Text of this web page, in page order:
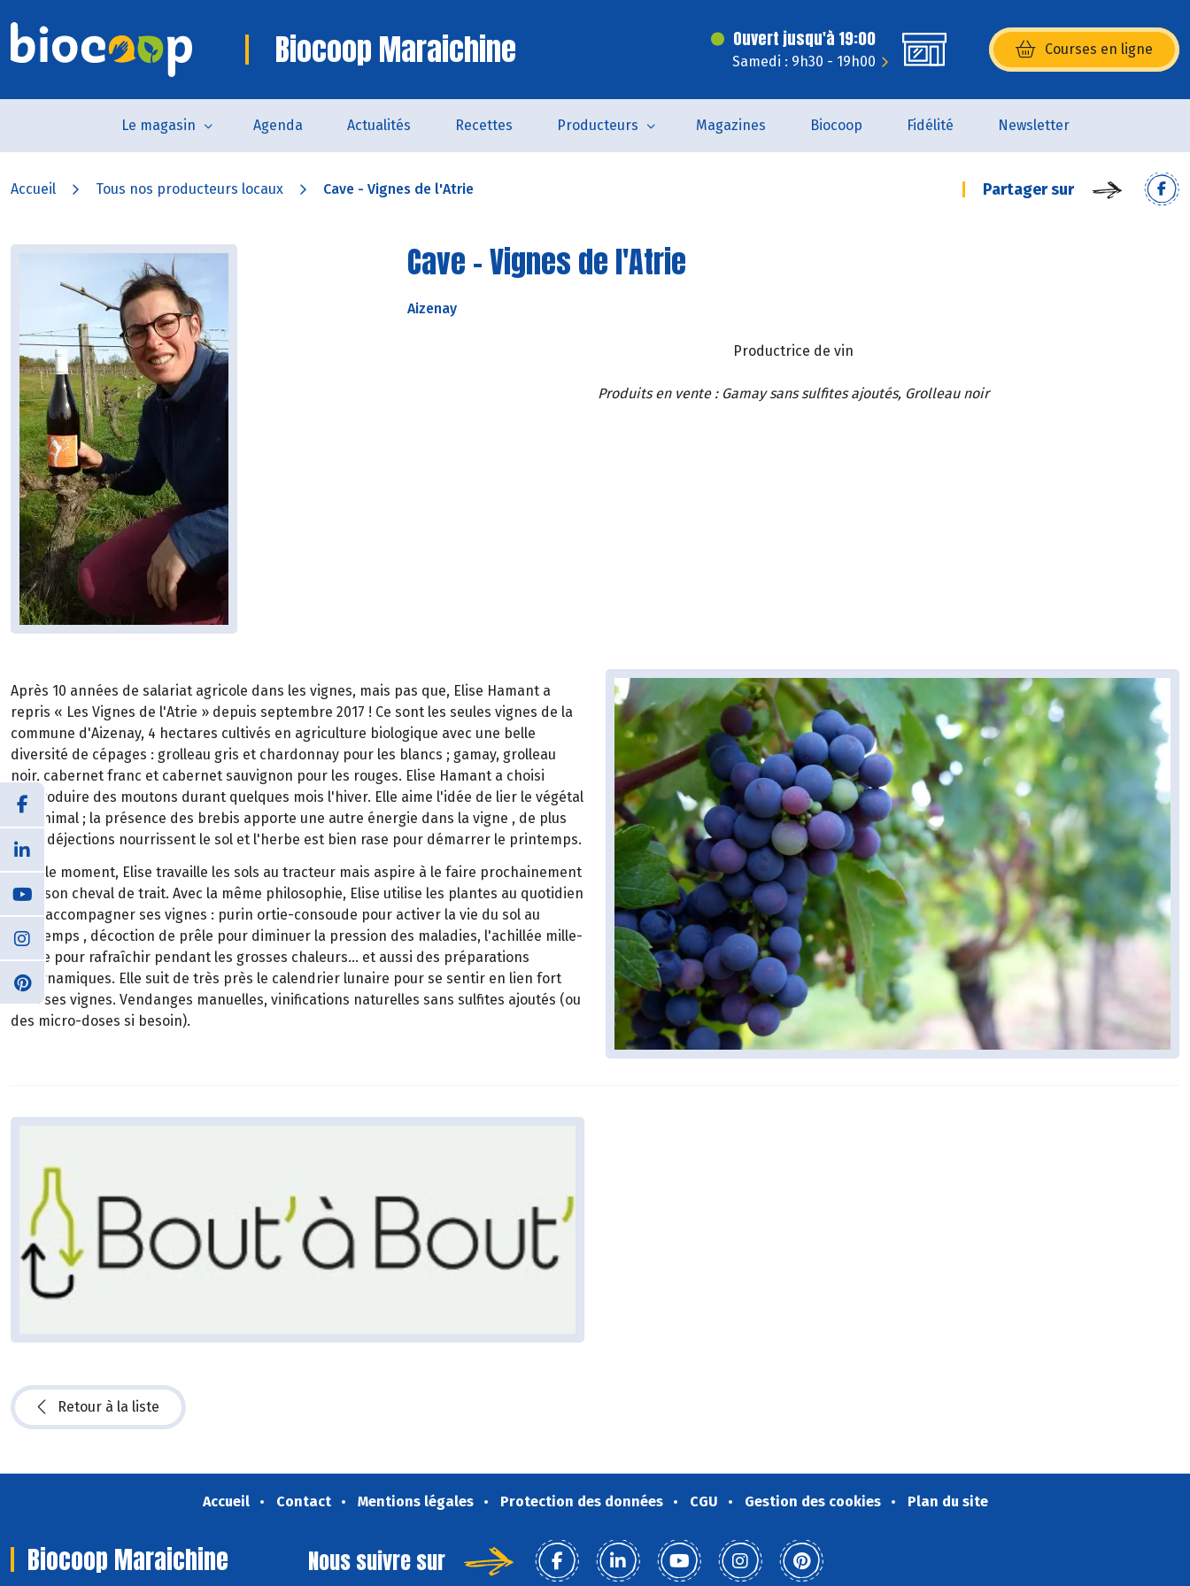
Biocoop Maraichine Ouvert jusqu'à 19:00
Samedi : 9h30 - 19h00
Courses en ligne
(s’ouvre dans une nouvelle
Le magasin Agenda Actualités Recettes Producteurs Magazines Biocoop Fidélité Newsletter
Accueil Tous nos producteurs locaux Cave - Vignes de l'Atrie Partager sur
Cave - Vignes de l'Atrie
Aizenay
Productrice de vin
Produits en vente : Gamay sans sulfites ajoutés, Grolleau noir
Après 10 années de salariat agricole dans les vignes, mais pas que, Elise Hamant a
repris « Les Vignes de l'Atrie » depuis septembre 2017 ! Ce sont les seules vignes de la
commune d'Aizenay, 4 hectares cultivés en agriculture biologique avec une belle
diversité de cépages : grolleau gris et chardonnay pour les blancs ; gamay, grolleau
noir, cabernet franc et cabernet sauvignon pour les rouges. Elise Hamant a choisi
d'introduire des moutons durant quelques mois l'hiver. Elle aime l'idée de lier le végétal
et l'animal ; la présence des brebis apporte une autre énergie dans la vigne , de plus
leurs déjections nourrissent le sol et l'herbe est bien rase pour démarrer le printemps.
Pour le moment, Elise travaille les sols au tracteur mais aspire à le faire prochainement
avec son cheval de trait. Avec la même philosophie, Elise utilise les plantes au quotidien
pour accompagner ses vignes : purin ortie-consoude pour activer la vie du sol au
printemps , décoction de prêle pour diminuer la pression des maladies, l'achillée mille-
feuille pour rafraîchir pendant les grosses chaleurs... et aussi des préparations
biodynamiques. Elle suit de très près le calendrier lunaire pour se sentir en lien fort
avec ses vignes. Vendanges manuelles, vinifications naturelles sans sulfites ajoutés (ou
des micro-doses si besoin).
Retour à la liste
Accueil Contact Mentions légales Protection des données CGU Gestion des cookies Plan du site
Biocoop Maraichine Nous suivre sur